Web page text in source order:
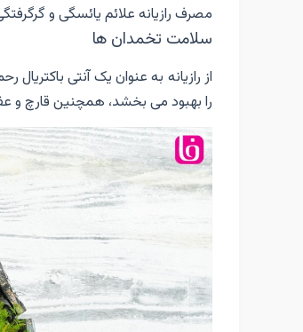
مصرف رازیانه علائم یائسگی و
سلامت تخمدان ها
از رازیانه به عنوان یک آنتی
را بهبود می بخشد، همچنین قارچ و